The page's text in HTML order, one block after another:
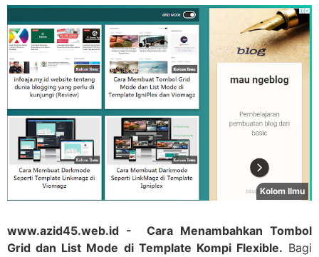
www.azid45.web.id - Cara Menambahkan Tombol
Grid dan List Mode di Template Kompi Flexible. Bagi